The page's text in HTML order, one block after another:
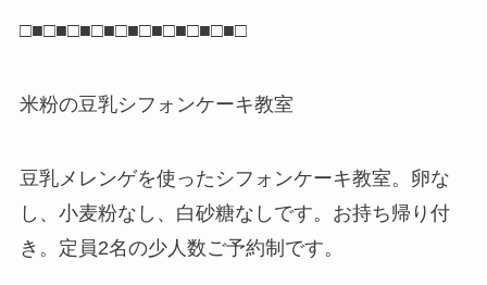
□■□■□■□■□■□■□■□■□■□
米粉の豆乳シフォンケーキ教室
豆乳メレンゲを使ったシフォンケーキ教室。卵な
し、小麦粉なし、白砂糖なしです。お持ち帰り付
き。定員2名の少人数ご予約制です。